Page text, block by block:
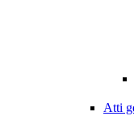
Atti